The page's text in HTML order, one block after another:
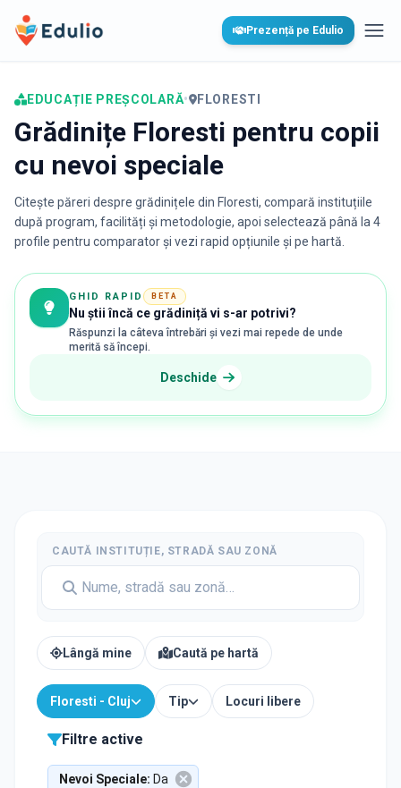
Edulio Prezență pe Edulio
EDUCAȚIE PREȘCOLARĂ• FLORESTI
Grădinițe Floresti pentru copii
cu nevoi speciale
Citește păreri despre grădinițele din Floresti, compară instituțiile
după program, facilități și metodologie, apoi selectează până la 4
profile pentru comparator și vezi rapid opțiunile și pe hartă.
GHID RAPID BETA
Nu știi încă ce grădiniță vi s-ar potrivi?
Răspunzi la câteva întrebări și vezi mai repede de unde
merită să începi.
Deschide
CAUTĂ INSTITUȚIE, STRADĂ SAU ZONĂ
Lângă mine Caută pe hartă
Floresti - Cluj Tip Locuri libere
Filtre active
Nevoi Speciale: Da